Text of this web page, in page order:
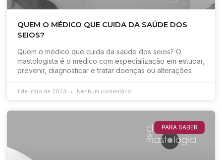
QUEM O MÉDICO QUE CUIDA DA SAÚDE DOS
SEIOS?
Quem o médico que cuida da saúde dos seios? O
mastologista é o médico com especialização em estudar,
prevenir, diagnosticar e tratar doenças ou alterações
1 de maio de 2023 Nenhum comentário
PARA SABER